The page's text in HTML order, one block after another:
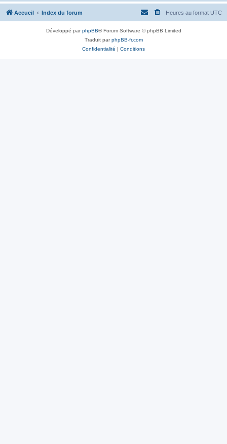
Accueil Index du forum Heures au format UTC
Développé parphpBB® Forum Software © phpBB Limited
Traduit parphpBB-fr.com
Confidentialité
Conditions